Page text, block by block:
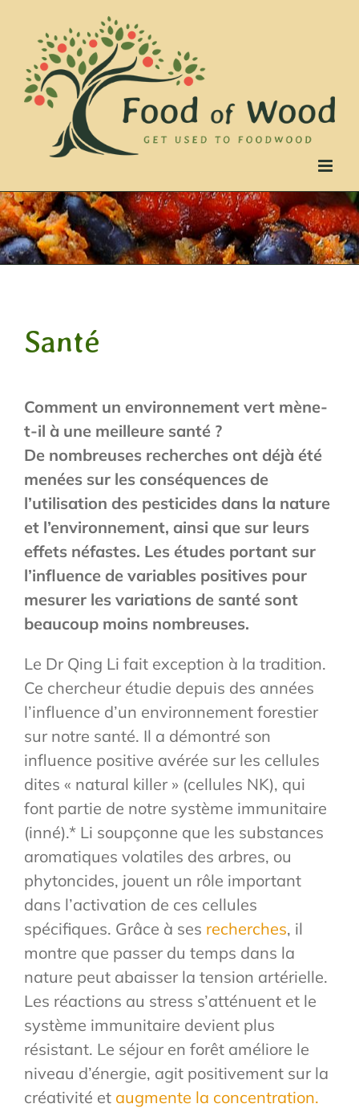
content
Santé
Comment un environnement vert mène-
t-il à une meilleure santé ?
De nombreuses recherches ont déjà été
menées sur les conséquences de
l’utilisation des pesticides dans la nature
et l’environnement, ainsi que sur leurs
effets néfastes. Les études portant sur
l’influence de variables positives pour
mesurer les variations de santé sont
beaucoup moins nombreuses.
Le Dr Qing Li fait exception à la tradition.
Ce chercheur étudie depuis des années
l’influence d’un environnement forestier
sur notre santé. Il a démontré son
influence positive avérée sur les cellules
dites « natural killer » (cellules NK), qui
font partie de notre système immunitaire
(inné).* Li soupçonne que les substances
aromatiques volatiles des arbres, ou
phytoncides, jouent un rôle important
dans l’activation de ces cellules
spécifiques. Grâce à ses recherches, il
montre que passer du temps dans la
nature peut abaisser la tension artérielle.
Les réactions au stress s’atténuent et le
système immunitaire devient plus
résistant. Le séjour en forêt améliore le
niveau d’énergie, agit positivement sur la
créativité et augmente la concentration.